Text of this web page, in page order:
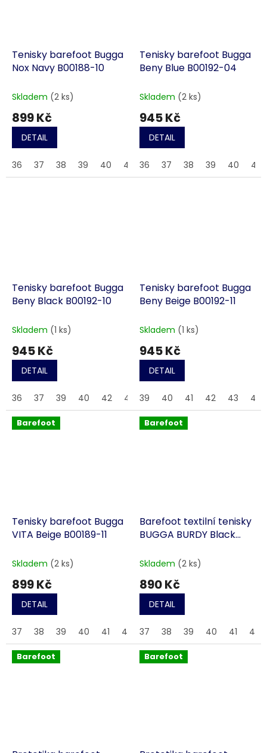
Tenisky barefoot Bugga
Nox Navy B00188-10
Skladem (2 ks)
899 Kč
DETAIL
36 37 38 39 40 41 42 43 44 45 46
Tenisky barefoot Bugga
Beny Blue B00192-04
Skladem (2 ks)
945 Kč
DETAIL
36 37 38 39 40 41
Tenisky barefoot Bugga
Beny Black B00192-10
Skladem (1 ks)
945 Kč
DETAIL
36 37 39 40 42 43 44 45
Tenisky barefoot Bugga
Beny Beige B00192-11
Skladem (1 ks)
945 Kč
DETAIL
39 40 41 42 43 44
Barefoot
Tenisky barefoot Bugga
VITA Beige B00189-11
Skladem (2 ks)
899 Kč
DETAIL
37 38 39 40 41 42 43 44 45 46
Barefoot
Barefoot textilní tenisky
BUGGA BURDY Black
Skladem (2 ks)
890 Kč
DETAIL
37 38 39 40 41 42
Barefoot Barefoot